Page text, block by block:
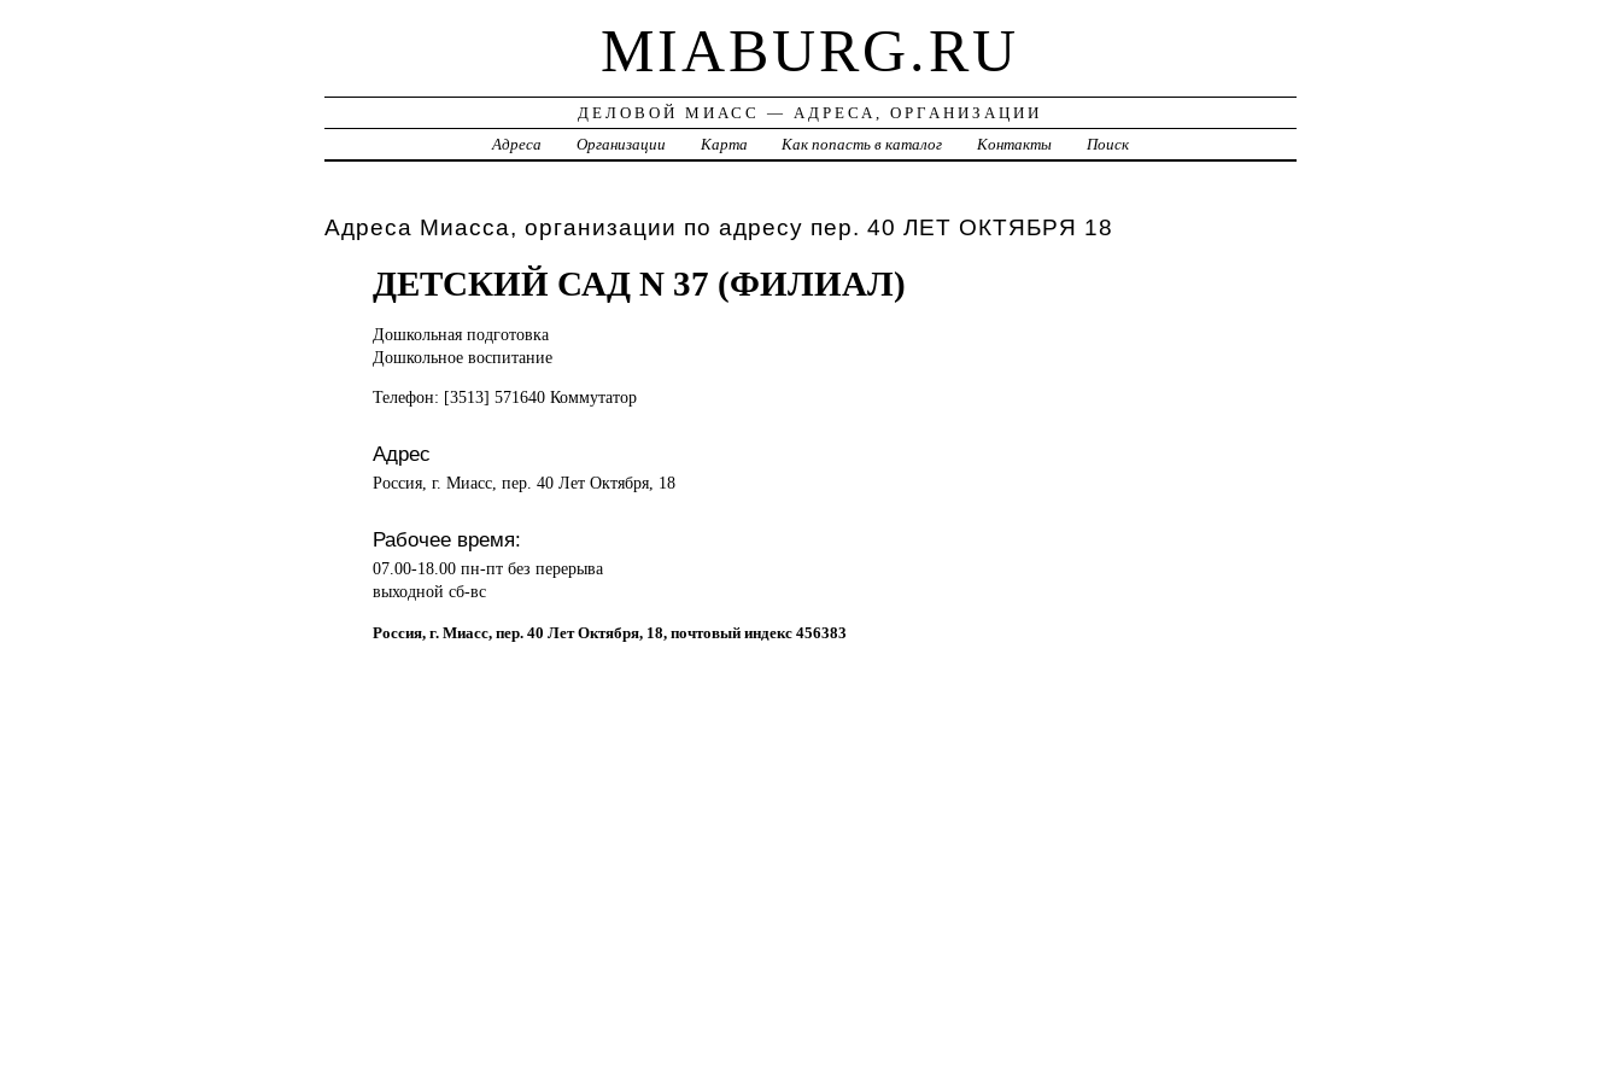
MIABURG.RU
ДЕЛОВОЙ МИАСС — АДРЕСА, ОРГАНИЗАЦИИ
Адреса
Организации Карта Как попасть в каталог Контакты Поиск
Адреса Миасса, организации по адресу пер. 40 ЛЕТ ОКТЯБРЯ 18
ДЕТСКИЙ САД N 37 (ФИЛИАЛ)
Дошкольная подготовка
Дошкольное воспитание
Телефон: [3513] 571640 Коммутатор
Адрес
Россия, г. Миасс, пер. 40 Лет Октября, 18
Рабочее время:
07.00-18.00 пн-пт без перерыва
выходной сб-вс
Россия, г. Миасс, пер. 40 Лет Октября, 18, почтовый индекс 456383